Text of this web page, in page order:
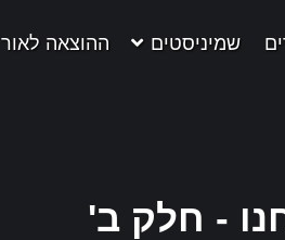
שמיניסטים ההוצאה לאור
- חלק ב'